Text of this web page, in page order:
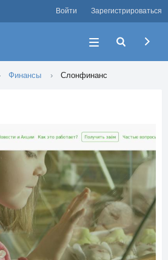
Войти Зарегистрироваться
Финансы Слонфинанс